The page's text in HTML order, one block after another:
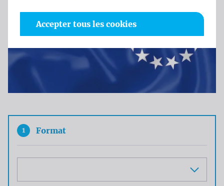
1 Format
Accepter tous les cookies